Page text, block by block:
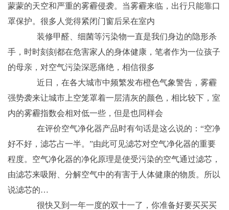
蒙蒙的天空和严重的雾霾侵袭。当雾霾来临，出行只能靠口
罩保护。很多人觉得紧闭门窗后呆在室内
装修甲醛、细菌等污染物一直是我们身边的隐形杀
手，时时刻刻都在危害家人的身体健康，笔者作为一位孩子
的母亲，对空气污染深恶痛绝，相信很多
近日，在各大城市中频繁发布橙色气象警告，雾霾
强势袭来让城市上空笼罩着一层清灰的颜色，相比较下，室
内的雾霾指数会相对低一些，但是也同样会
在评价空气净化器产品时有句话是这么说的：“空净
好不好，滤芯占一半。”由此可见滤芯对空气净化器的重要
程度。空气净化器的净化原理是使受污染的空气通过滤芯，
由滤芯来吸附、分解空气中的有害于人体健康的物质。所以
说滤芯的…
很快又到一年一度的双十一了，你准备好要买买买